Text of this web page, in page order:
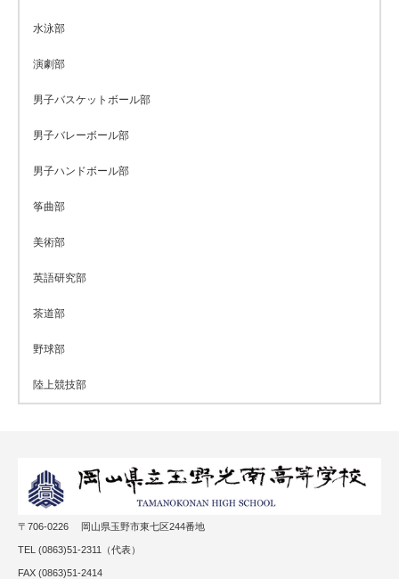
水泳部
演劇部
男子バスケットボール部
男子バレーボール部
男子ハンドボール部
筝曲部
美術部
英語研究部
茶道部
野球部
陸上競技部
〒706-0226 岡山県玉野市東七区244番地
TEL (0863)51-2311（代表）
FAX (0863)51-2414